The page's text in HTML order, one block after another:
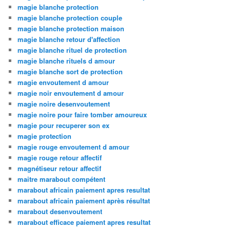
magie blanche protection
magie blanche protection couple
magie blanche protection maison
magie blanche retour d'affection
magie blanche rituel de protection
magie blanche rituels d amour
magie blanche sort de protection
magie envoutement d amour
magie noir envoutement d amour
magie noire desenvoutement
magie noire pour faire tomber amoureux
magie pour recuperer son ex
magie protection
magie rouge envoutement d amour
magie rouge retour affectif
magnétiseur retour affectif
maitre marabout compétent
marabout africain paiement apres resultat
marabout africain paiement après résultat
marabout desenvoutement
marabout efficace paiement apres resultat